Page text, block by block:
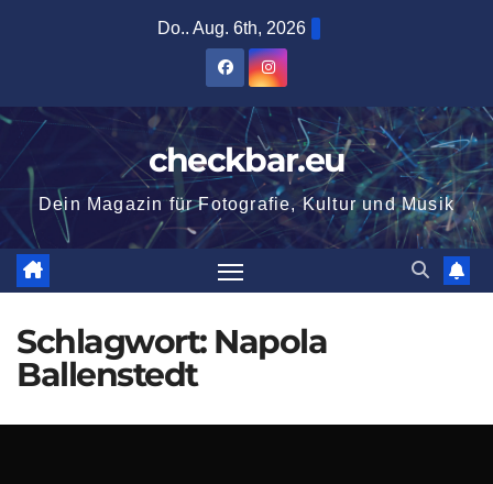
Do.. Aug. 6th, 2026
checkbar.eu
Dein Magazin für Fotografie, Kultur und Musik
Schlagwort: Napola
Ballenstedt